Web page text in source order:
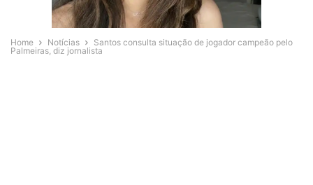
Home Notícias
Santos consulta situação de jogador campeão pelo
Palmeiras, diz jornalista